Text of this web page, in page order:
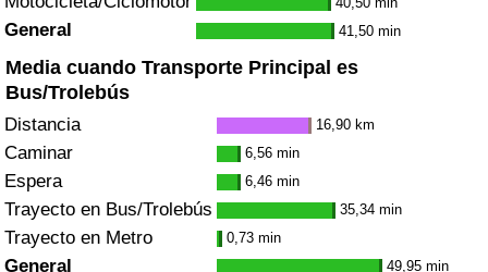
General 41,50 min
Media cuando Transporte Principal es
Bus/Trolebús
Distancia 16,90 km
Caminar 6,56 min
Espera 6,46 min
Trayecto en Bus/Trolebús 35,34 min
Trayecto en Metro 0,73 min
General 49,95 min